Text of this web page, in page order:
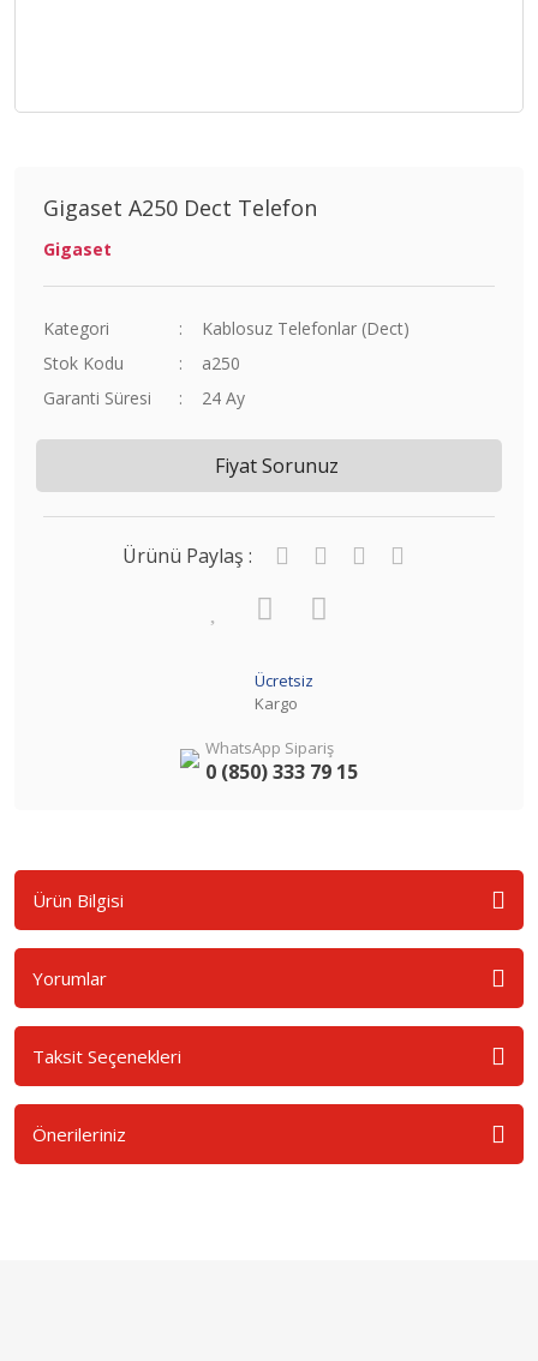
Gigaset A250 Dect Telefon
Gigaset
Kategori
Kablosuz Telefonlar (Dect)
Stok Kodu
a250
Garanti Süresi
24 Ay
Fiyat Sorunuz
Ürünü Paylaş :
Ücretsiz
Kargo
WhatsApp Sipariş
0 (850) 333 79 15
Ürün Bilgisi
Yorumlar
Taksit Seçenekleri
Önerileriniz